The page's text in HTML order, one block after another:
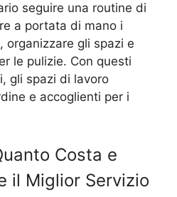
seguire una routine di
a portata di mano i
organizzare gli spazi e
le pulizie. Con questi
gli spazi di lavoro
e accoglienti per i
Costa e
il Miglior Servizio